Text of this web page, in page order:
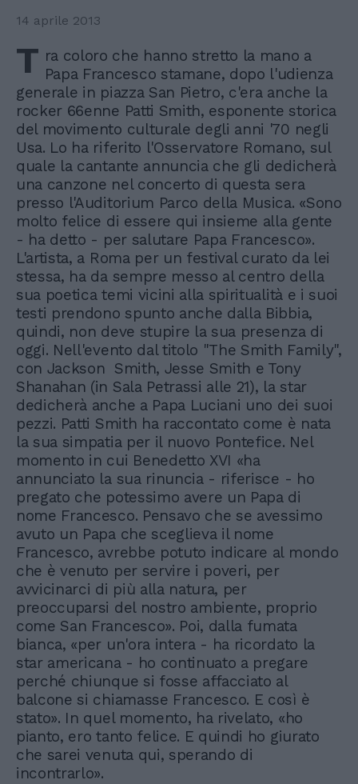
14 aprile 2013
T ra coloro che hanno stretto la mano a
Papa Francesco stamane, dopo l'udienza
generale in piazza San Pietro, c'era anche la
rocker 66enne Patti Smith, esponente storica
del movimento culturale degli anni '70 negli
Usa. Lo ha riferito l'Osservatore Romano, sul
quale la cantante annuncia che gli dedicherà
una canzone nel concerto di questa sera
presso l'Auditorium Parco della Musica. «Sono
molto felice di essere qui insieme alla gente
- ha detto - per salutare Papa Francesco».
L'artista, a Roma per un festival curato da lei
stessa, ha da sempre messo al centro della
sua poetica temi vicini alla spiritualità e i suoi
testi prendono spunto anche dalla Bibbia,
quindi, non deve stupire la sua presenza di
oggi. Nell'evento dal titolo "The Smith Family",
con Jackson Smith, Jesse Smith e Tony
Shanahan (in Sala Petrassi alle 21), la star
dedicherà anche a Papa Luciani uno dei suoi
pezzi. Patti Smith ha raccontato come è nata
la sua simpatia per il nuovo Pontefice. Nel
momento in cui Benedetto XVI «ha
annunciato la sua rinuncia - riferisce - ho
pregato che potessimo avere un Papa di
nome Francesco. Pensavo che se avessimo
avuto un Papa che sceglieva il nome
Francesco, avrebbe potuto indicare al mondo
che è venuto per servire i poveri, per
avvicinarci di più alla natura, per
preoccuparsi del nostro ambiente, proprio
come San Francesco». Poi, dalla fumata
bianca, «per un'ora intera - ha ricordato la
star americana - ho continuato a pregare
perché chiunque si fosse affacciato al
balcone si chiamasse Francesco. E così è
stato». In quel momento, ha rivelato, «ho
pianto, ero tanto felice. E quindi ho giurato
che sarei venuta qui, sperando di
incontrarlo».